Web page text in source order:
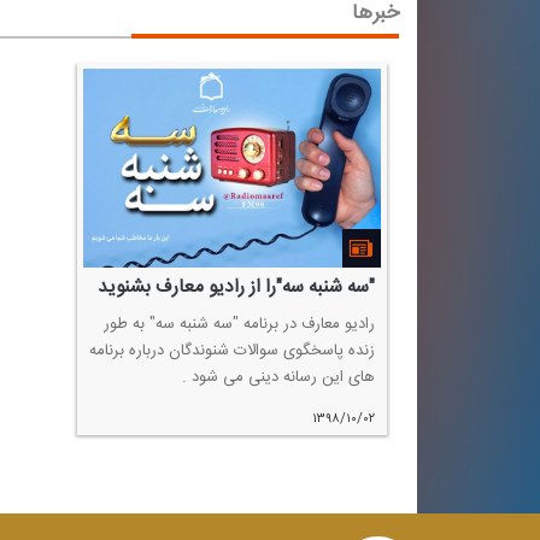
خبرها
"سه شنبه سه"را از رادیو معارف بشنوید
رادیو معارف در برنامه "سه شنبه سه" به طور
زنده پاسخگوی سوالات شنوندگان درباره برنامه
های این رسانه دینی می شود .
۱۳۹۸/۱۰/۰۲